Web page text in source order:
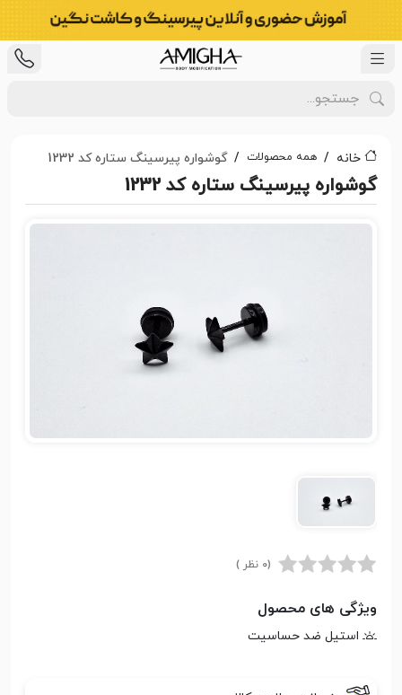
خانه همه محصولات گوشواره پیرسینگ ستاره کد 1232
گوشواره پیرسینگ ستاره کد 1232
(0 نظر )
ویژگی های محصول
استیل ضد حساسیت